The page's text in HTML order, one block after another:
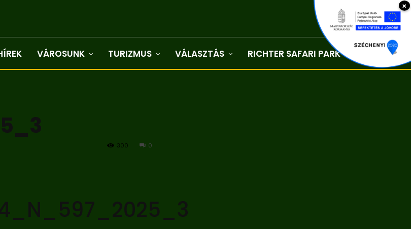
VÁROSUNK TURIZMUS VÁLASZTÁS RICHTER SAFARI PARK Kapcsolat
0
300
×